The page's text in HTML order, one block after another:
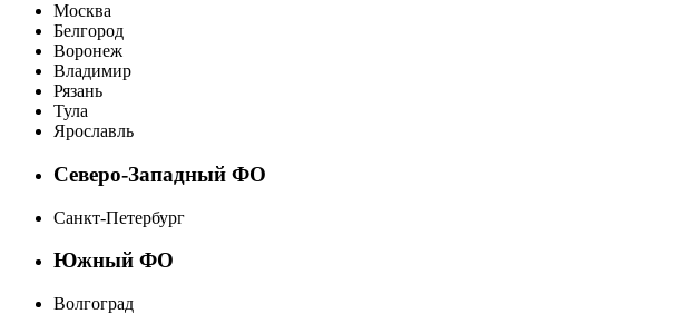
Москва
Белгород
Воронеж
Владимир
Рязань
Тула
Ярославль
Северо-Западный ФО
Санкт-Петербург
Южный ФО
Волгоград